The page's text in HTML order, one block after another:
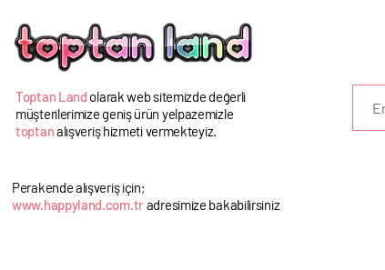
Toptan Land olarak web sitemizde değerli
müşterilerimize geniş ürün yelpazemizle
toptanalışveriş hizmeti vermekteyiz.
Perakende alışveriş için;
www.happyland.com.tradresimize bakabilirsiniz